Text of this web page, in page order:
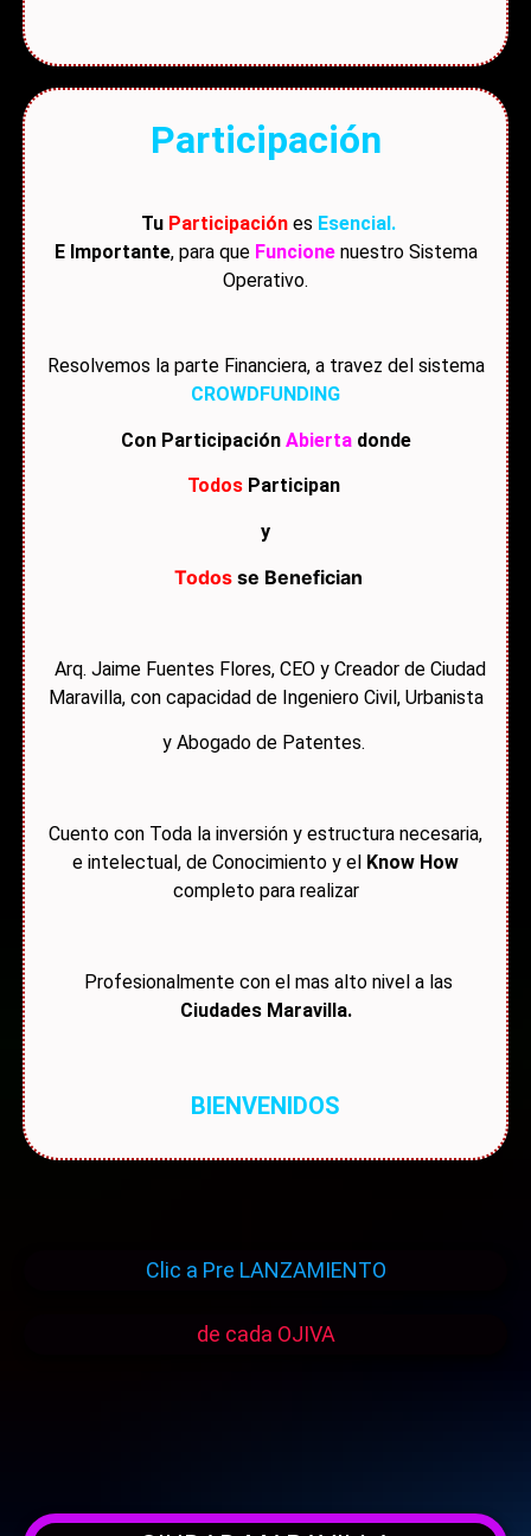
Participación
Tu Participaciónes Esencial.
E Importante, para que FuncionenuestroSistema
Operativo.
Resolvemos la parte Financiera, a travez del sistema
CROWDFUNDING
Con Participación Abiertadonde
TodosParticipan
y
Todos se Benefician
Arq. Jaime Fuentes Flores, CEO y Creador de Ciudad
Maravilla, con capacidad de Ingeniero Civil, Urbanista
y Abogado de Patentes.
Cuento con Toda la inversión y estructura necesaria,
e intelectual, de Conocimiento y el Know How
completo para realizar
Profesionalmente con el mas alto nivel a las
Ciudades Maravilla.
BIENVENIDOS
Clic a Pre LANZAMIENTO
de cada OJIVA